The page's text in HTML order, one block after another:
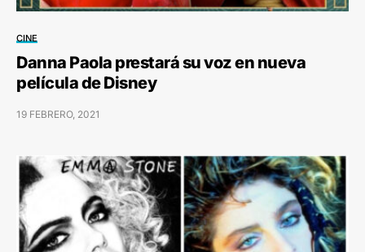
CINE
Danna Paola prestará su voz en nueva
película de Disney
19 FEBRERO, 2021